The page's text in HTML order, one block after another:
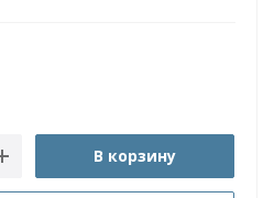
В корзину